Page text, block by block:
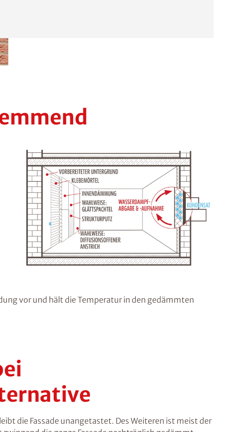
vor und hält die Temperatur in den gedämmten
die Fassade unangetastet. Des Weiteren ist meist der